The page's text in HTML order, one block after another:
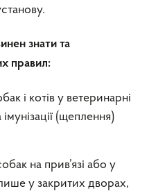
знати та
правил:
і котів у ветеринарні
(щеплення)
на прив’язі або у
у закритих дворах,